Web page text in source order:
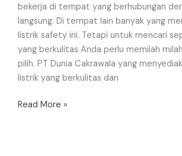
bekerja di tempat yang berhubungan
langsung. Di tempat lain banyak yang
listrik safety ini. Tetapi untuk mencari
yang berkulitas Anda perlu memilah
pilih. PT Dunia Cakrawala yang
listrik yang berkulitas dan
Read More »